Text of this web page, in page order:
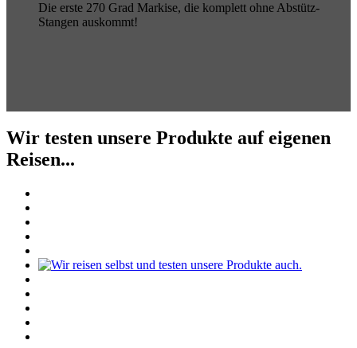
Die erste 270 Grad Markise, die komplett ohne Abstütz-
Stangen auskommt!
Wir testen unsere Produkte auf eigenen
Reisen...